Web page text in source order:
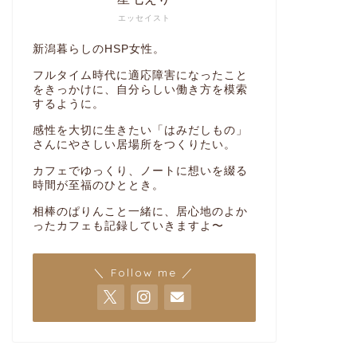
エッセイスト
新潟暮らしのHSP女性。
フルタイム時代に適応障害になったこと
をきっかけに、自分らしい働き方を模索
するように。
感性を大切に生きたい「はみだしもの」
さんにやさしい居場所をつくりたい。
カフェでゆっくり、ノートに想いを綴る
時間が至福のひととき。
相棒のぱりんこと一緒に、居心地のよか
ったカフェも記録していきますよ〜
＼ Follow me ／